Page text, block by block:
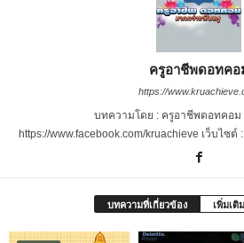
ครูอาชีพดอทคอ
https://
บทความโดย : ครูอาชีพดอทคอ
https://www.facebook.com/kruachieve เว็บไซต์
บทความที่เกี่ยวข้อง เพิ่มเติ